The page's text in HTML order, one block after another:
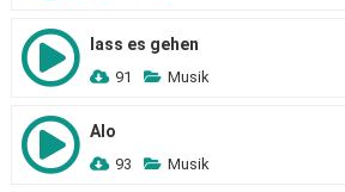
lass es gehen
91 Musik
Alo
93 Musik